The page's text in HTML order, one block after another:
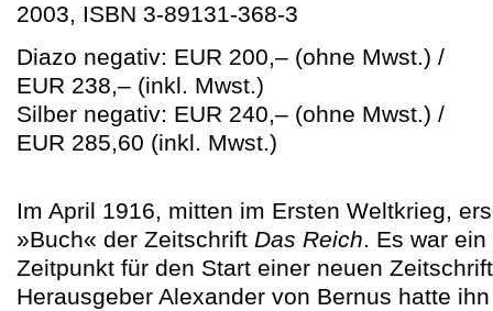
2003, ISBN 3-89131-368-3
Diazo negativ: EUR 200,– (ohne Mwst.) /
EUR 238,– (inkl. Mwst.)
Silber negativ: EUR 240,– (ohne Mwst.) /
EUR 285,60 (inkl. Mwst.)
Im April 1916, mitten im Ersten Weltkrieg,
»Buch« der Zeitschrift Das Reich. Es war
Zeitpunkt für den Start einer neuen
Herausgeber Alexander von Bernus hatte